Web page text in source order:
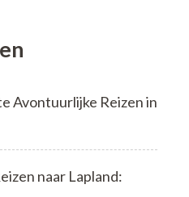
Avontuurlijke Reizen in
naar Lapland: